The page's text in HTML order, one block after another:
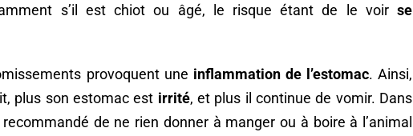
s’il est chiot ou âgé, le risque étant de le voir se
provoquent une inflammation de l’estomac. Ainsi,
plus son estomac est irrité, et plus il continue de vomir. Dans
de ne rien donner à manger ou à boire à l’animal